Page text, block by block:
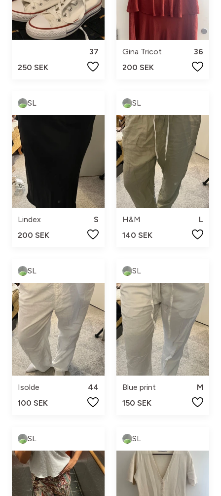
37
250 SEK
Gina Tricot
36
200 SEK
SL
Lindex
S
200 SEK
SL
H&M
L
140 SEK
SL
Isolde
44
100 SEK
SL
Blue print
M
150 SEK
SL SL